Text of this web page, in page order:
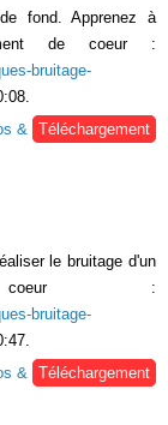
fond. Apprenez à
de coeur :
bruitage-
&
Téléchargement
le bruitage d'un
coeur :
bruitage-
&
Téléchargement